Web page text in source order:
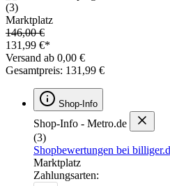
(3)
Marktplatz
146,00 €
131,99 €*
Versand ab 0,00 €
Gesamtpreis: 131,99 €
Shop-Info
Shop-Info - Metro.de
(3)
Shopbewertungen bei
Marktplatz
Zahlungsarten: